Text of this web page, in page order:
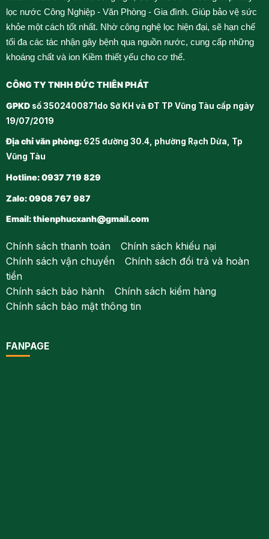
lọc nước Công Nghiệp - Văn Phòng - Gia đình. Giúp bảo vệ sức
khỏe một cách tốt nhất. Nhờ công nghệ lọc hiện đại, sẽ hạn chế
tối đa các tác nhận gây bệnh qua nguồn nước, cung cấp những
khoáng chất và ion Kiềm thiết yếu cho cơ thể.
CÔNG TY TNHH ĐỨC THIÊN PHÁT
GPKDsố 3502400871do Sở KH và ĐT TP Vũng Tàu cấp ngày
19/07/2019
Địa chỉ văn phòng:625 đường 30.4, phường Rạch Dừa, Tp
Vũng Tàu
Hotline: 0937 719 829
Zalo: 0908 767 987
Email:thienphucxanh@gmail.com
Chính sách thanh toán- Chính sách khiếu nại
Chính sách vận chuyển- Chính sách đổi trả và hoàn
tiền
Chính sách bảo hành- Chính sách kiểm hàng
Chính sách bảo mật thông tin
FANPAGE